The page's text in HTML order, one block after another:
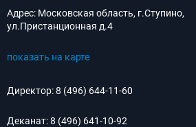
Адрес: Московская область, г.Ступино,
ул.Пристанционная д.4
показать на карте
Директор:8 (496) 644-11-60
Деканат:8 (496) 641-10-92